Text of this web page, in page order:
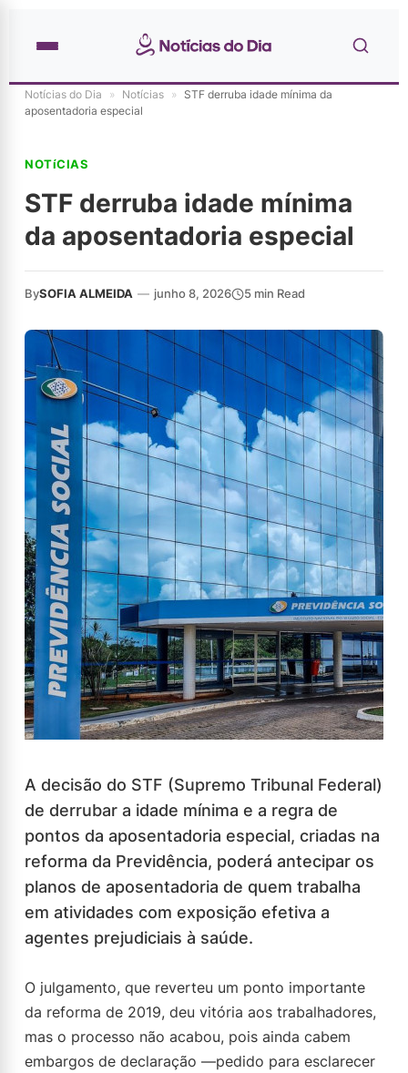
Notícias do Dia » Notícias » STF derruba idade mínima da
aposentadoria especial
NOTíCIAS
STF derruba idade mínima
da aposentadoria especial
BySOFIA ALMEIDA — junho 8, 2026 5 min Read
A decisão do STF (Supremo Tribunal Federal)
de derrubar a idade mínima e a regra de
pontos da aposentadoria especial, criadas na
reforma da Previdência, poderá antecipar os
planos de aposentadoria de quem trabalha
em atividades com exposição efetiva a
agentes prejudiciais à saúde.
O julgamento, que reverteu um ponto importante
da reforma de 2019, deu vitória aos trabalhadores,
mas o processo não acabou, pois ainda cabem
embargos de declaração —pedido para esclarecer